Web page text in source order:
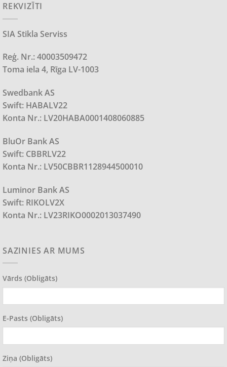
REKVIZĪTI
SIA Stikla Serviss
Reģ. Nr.: 40003509472
Toma iela 4, Rīga LV-1003
Swedbank AS
Swift: HABALV22
Konta Nr.: LV20HABA0001408060885
BluOr Bank AS
Swift: CBBRLV22
Konta Nr.: LV50CBBR1128944500010
Luminor Bank AS
Swift: RIKOLV2X
Konta Nr.: LV23RIKO0002013037490
SAZINIES AR MUMS
Vārds (obligāts)
E-Pasts (obligāts)
Ziņa (obligāts)